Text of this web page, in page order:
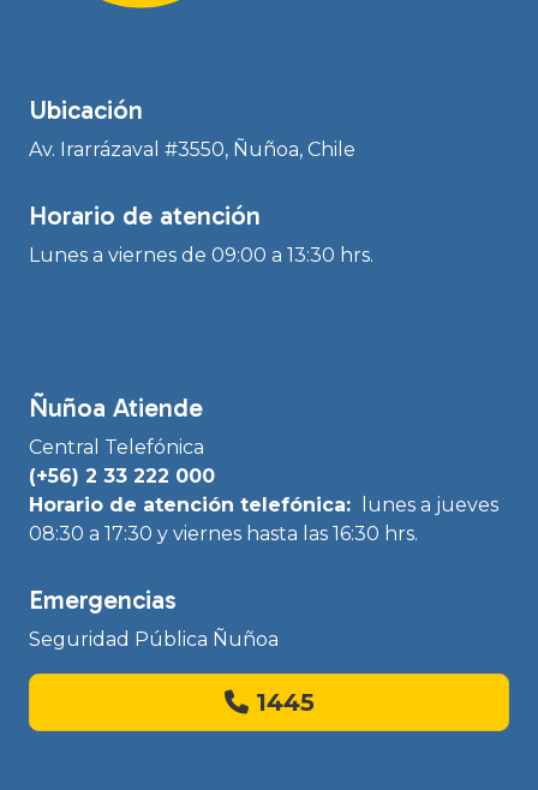
Ubicación
Av. Irarrázaval #3550, Ñuñoa, Chile
Horario de atención
Lunes a viernes de 09:00 a 13:30 hrs.
Ñuñoa Atiende
Central Telefónica
(+56) 2 33 222 000
Horario de atención telefónica:
lunes a jueves
08:30 a 17:30 y viernes hasta las 16:30 hrs.
Emergencias
Seguridad Pública Ñuñoa
1445